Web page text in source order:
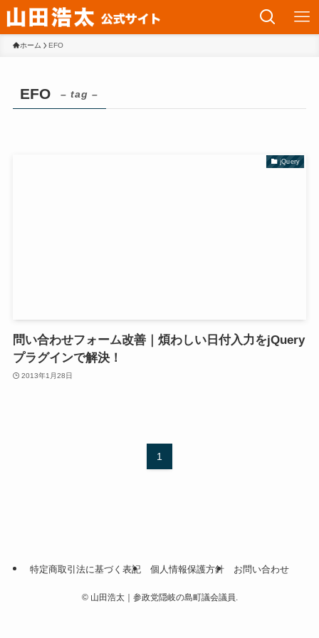
ホーム EFO
EFO – tag –
jQuery
問い合わせフォーム改善｜煩わしい日付入力をjQuery
プラグインで解決！
2013年1月28日
1
特定商取引法に基づく表記 個人情報保護方針 お問い合わせ
©山田浩太｜参政党隠岐の島町議会議員.